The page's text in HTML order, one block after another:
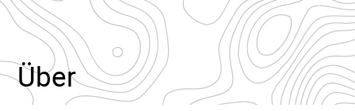
Über